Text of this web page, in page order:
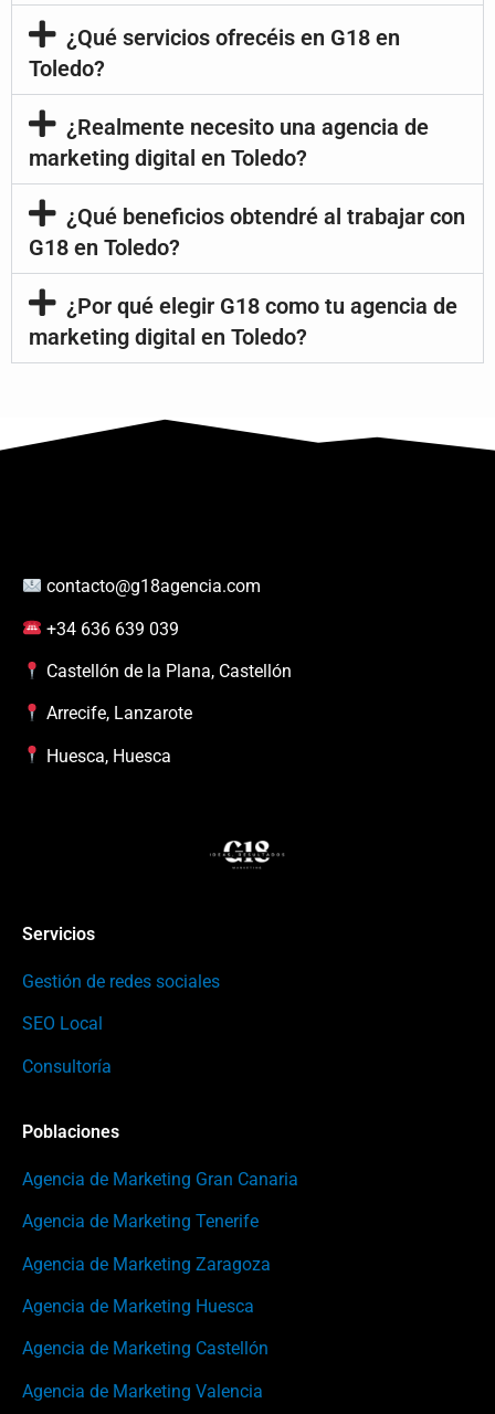
¿Qué servicios ofrecéis en G18 en
Toledo?
¿Realmente necesito una agencia de
marketing digital en Toledo?
¿Qué beneficios obtendré al trabajar con
G18 en Toledo?
¿Por qué elegir G18 como tu agencia de
marketing digital en Toledo?
contacto@g18agencia.com
+34 636 639 039
Castellón de la Plana, Castellón
Arrecife, Lanzarote
Huesca, Huesca
Servicios
Gestión de redes sociales
SEO Local
Consultoría
Poblaciones
Agencia de Marketing Gran Canaria
Agencia de Marketing Tenerife
Agencia de Marketing Zaragoza
Agencia de Marketing Huesca
Agencia de Marketing Castellón
Agencia de Marketing Valencia